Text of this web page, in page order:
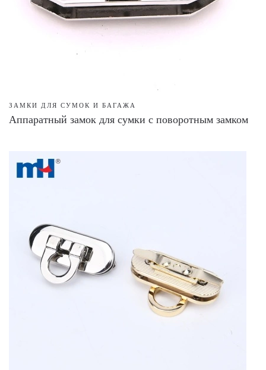
ЗАМКИ ДЛЯ СУМОК И БАГАЖА
Аппаратный замок для сумки с поворотным замком